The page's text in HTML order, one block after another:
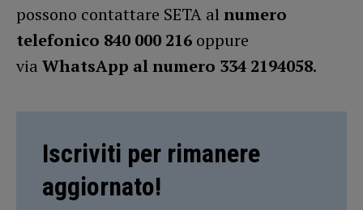
possono contattare SETA al numero
telefonico 840 000 216 oppure
via WhatsApp al numero 334 2194058.
Iscriviti per rimanere
aggiornato!